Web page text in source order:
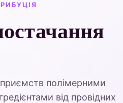
полімерними
від провідних